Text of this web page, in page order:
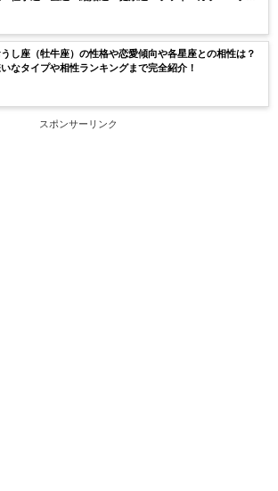
うし座（牡牛座）の性格や恋愛傾向や各星座との相性は？
なタイプや相性ランキングまで完全紹介！
スポンサーリンク